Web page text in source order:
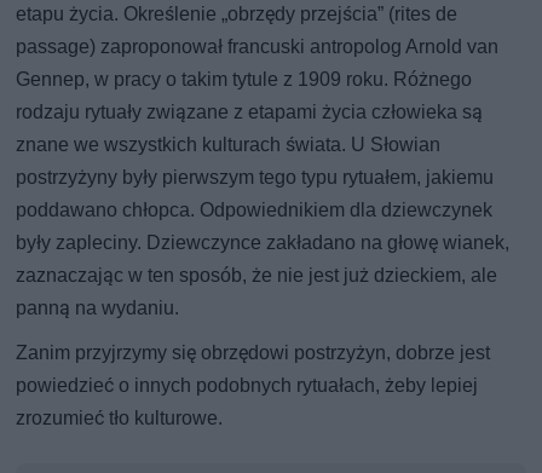
etapu życia. Określenie „obrzędy przejścia” (rites de
passage) zaproponował francuski antropolog Arnold van
Gennep, w pracy o takim tytule z 1909 roku. Różnego
rodzaju rytuały związane z etapami życia człowieka są
znane we wszystkich kulturach świata. U Słowian
postrzyżyny były pierwszym tego typu rytuałem, jakiemu
poddawano chłopca. Odpowiednikiem dla dziewczynek
były zapleciny. Dziewczynce zakładano na głowę wianek,
zaznaczając w ten sposób, że nie jest już dzieckiem, ale
panną na wydaniu.
Zanim przyjrzymy się obrzędowi postrzyżyn, dobrze jest
powiedzieć o innych podobnych rytuałach, żeby lepiej
zrozumieć tło kulturowe.